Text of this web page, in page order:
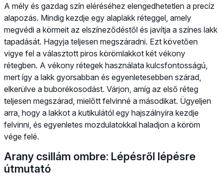
A mély és gazdag szín eléréséhez elengedhetetlen a precíz
alapozás. Mindig kezdje egy alaplakk réteggel, amely
megvédi a körmeit az elszíneződéstől és javítja a színes lakk
tapadását. Hagyja teljesen megszáradni. Ezt követően
vigye fel a választott piros körömlakkot két vékony
rétegben. A vékony rétegek használata kulcsfontosságú,
mert így a lakk gyorsabban és egyenletesebben szárad,
elkerülve a buborékosodást. Várjon, amíg az első réteg
teljesen megszárad, mielőtt felvinné a másodikat. Ügyeljen
arra, hogy a lakkot a kutikulától egy hajszálnyira kezdje
felvinni, és egyenletes mozdulatokkal haladjon a köröm
vége felé.
Arany csillám ombre: Lépésről lépésre
útmutató